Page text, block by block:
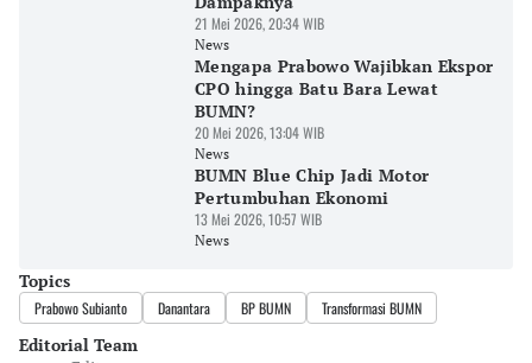
21 Mei 2026, 20:34 WIB
News
Mengapa Prabowo Wajibkan Ekspor
CPO hingga Batu Bara Lewat
BUMN?
20 Mei 2026, 13:04 WIB
News
BUMN Blue Chip Jadi Motor
Pertumbuhan Ekonomi
13 Mei 2026, 10:57 WIB
News
Topics
Prabowo Subianto Danantara BP BUMN Transformasi BUMN
Editorial Team